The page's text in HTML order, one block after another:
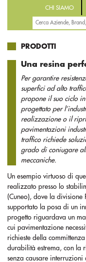
CHI SIAMO
PRODOTTI
Una resina
Per garantire
superfici ad alto
propone il suo ciclo
progettato per
realizzazione o il
pavimentazioni
traffico richiede
grado di coniugare
meccaniche.
Un esempio virtuoso di
realizzato presso lo
(Cuneo), dove la divisione
supportato la posa di un
progetto riguardava un
cui pavimentazione
richieste della
durabilità estrema, con la
senza causare